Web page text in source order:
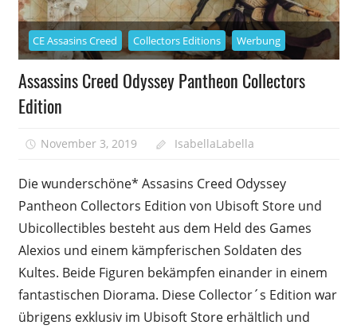
CE Assasins Creed Collectors Editions Werbung
Assassins Creed Odyssey Pantheon Collectors
Edition
November 3, 2019 IsabellaLabella
Die wunderschöne* Assasins Creed Odyssey
Pantheon Collectors Edition von Ubisoft Store und
Ubicollectibles besteht aus dem Held des Games
Alexios und einem kämpferischen Soldaten des
Kultes. Beide Figuren bekämpfen einander in einem
fantastischen Diorama. Diese Collector´s Edition war
übrigens exklusiv im Ubisoft Store erhältlich und